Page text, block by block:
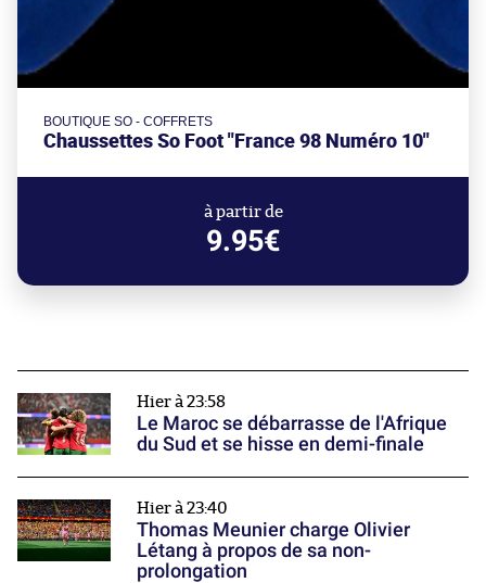
BOUTIQUE SO - COFFRETS
Chaussettes So Foot "France 98 Numéro 10"
à partir de
9.95€
Hier à 23:58
Le Maroc se débarrasse de l'Afrique
du Sud et se hisse en demi-finale
Hier à 23:40
Thomas Meunier charge Olivier
Létang à propos de sa non-
prolongation